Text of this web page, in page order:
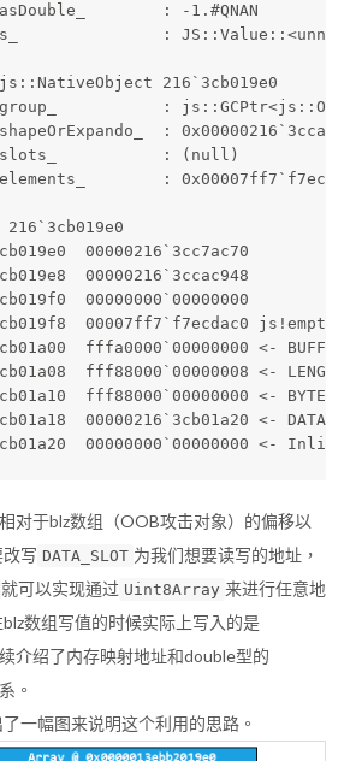
: -1.#QNAN
:
216`3cb019e0
:
:
: (null)
:
00000216`3cc7ac70
00000216`3ccac948
00000000`00000000
00007ff7`f7ecdac0
fffa0000`00000000 <-
fff88000`00000008 <-
fff88000`00000000 <-
00000216`3cb01a20 <-
00000000`00000000 <-
相对于blz数组（OOB攻击对象）的偏移以
写 DATA_SLOT 为我们想要读写的地址，
就可以实现通过 Uint8Array 来进行任意地
数组写值的时候实际上写入的是
介绍了内存映射地址和double型的
。
一幅图来说明这个利用的思路。